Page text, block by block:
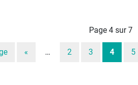
Page 4 sur 7
« … 2 3 4 5